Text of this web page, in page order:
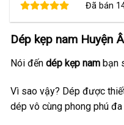
là:Đã bán
Dép kẹp nam Huyện
Nói đến dép kẹp nambạn
Vì sao vậy? Dép được
dép vô cùng phong phú